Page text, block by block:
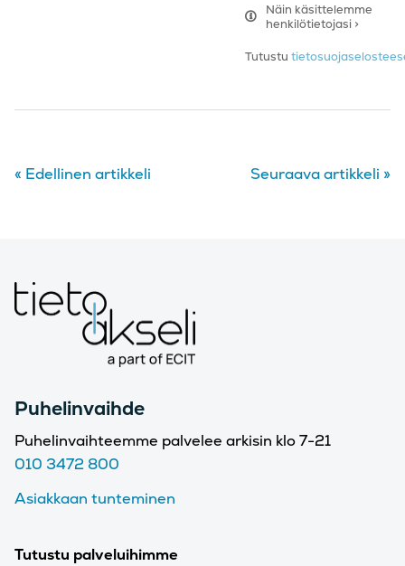
Näin käsittelemme
henkilötietojasi >
Tutustu
« Edellinen artikkeli Seuraava artikkeli »
Puhelinvaihde
Puhelinvaihteemme palvelee arkisin klo 7-21
010 3472 800
Asiakkaan tunteminen
Tutustu palveluihimme